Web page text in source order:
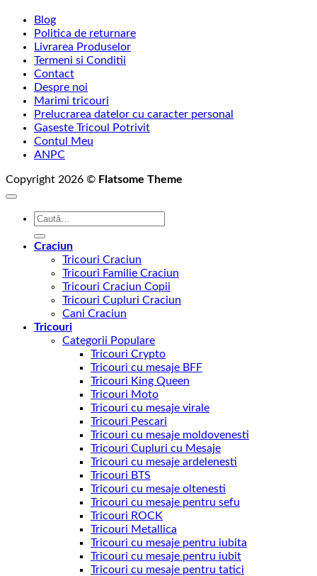
Blog
Politica de returnare
Livrarea Produselor
Termeni si Conditii
Contact
Despre noi
Marimi tricouri
Prelucrarea datelor cu caracter personal
Gaseste Tricoul Potrivit
Contul Meu
ANPC
Copyright 2026 © Flatsome Theme
Caută
Craciun
Tricouri Craciun
Tricouri Familie Craciun
Tricouri Craciun Copii
Tricouri Cupluri Craciun
Cani Craciun
Tricouri
Categorii Populare
Tricouri Crypto
Tricouri cu mesaje BFF
Tricouri King Queen
Tricouri Moto
Tricouri cu mesaje virale
Tricouri Pescari
Tricouri cu mesaje moldovenesti
Tricouri Cupluri cu Mesaje
Tricouri cu mesaje ardelenesti
Tricouri BTS
Tricouri cu mesaje oltenesti
Tricouri cu mesaje pentru sefu
Tricouri ROCK
Tricouri Metallica
Tricouri cu mesaje pentru iubita
Tricouri cu mesaje pentru iubit
Tricouri cu mesaje pentru tatici